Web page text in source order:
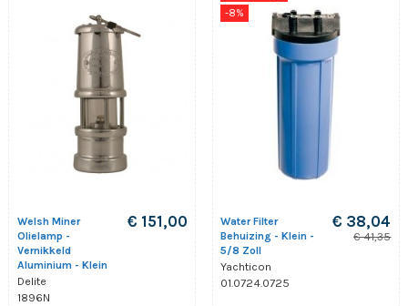
Welsh Miner
Olielamp -
Vernikkeld
Aluminium - Klein
Delite
1896N
€ 151,00
-8%
Water Filter
Behuizing - Klein -
5/8 Zoll
Yachticon
01.0724.0725
€ 38,04
€ 41,35